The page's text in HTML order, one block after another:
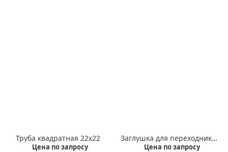
Труба квадратная 22х22
Цена по запросу
Заглушка для переходника 4369
Цена по запросу